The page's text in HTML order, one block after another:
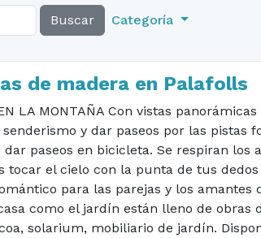
Buscar Categoría
de madera en Palafolls
EN LA MONTAÑA Con vistas
senderismo y dar paseos por las
paseos en bicicleta. Se respiran
tocar el cielo con la punta de tus
para las parejas y los
como el jardín están lleno de
solarium, mobiliario de jardín.